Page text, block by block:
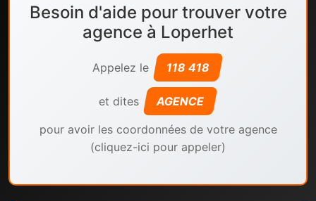
Besoin d'aide pour trouver votre
agence à Loperhet
Appelez le 118 418
et dites AGENCE
pour avoir les coordonnées de votre agence
(cliquez-ici pour appeler)